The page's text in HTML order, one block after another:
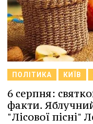
ПОЛІТИКА КИЇВ
6 серпня:
факти.
"Лісової пісні"